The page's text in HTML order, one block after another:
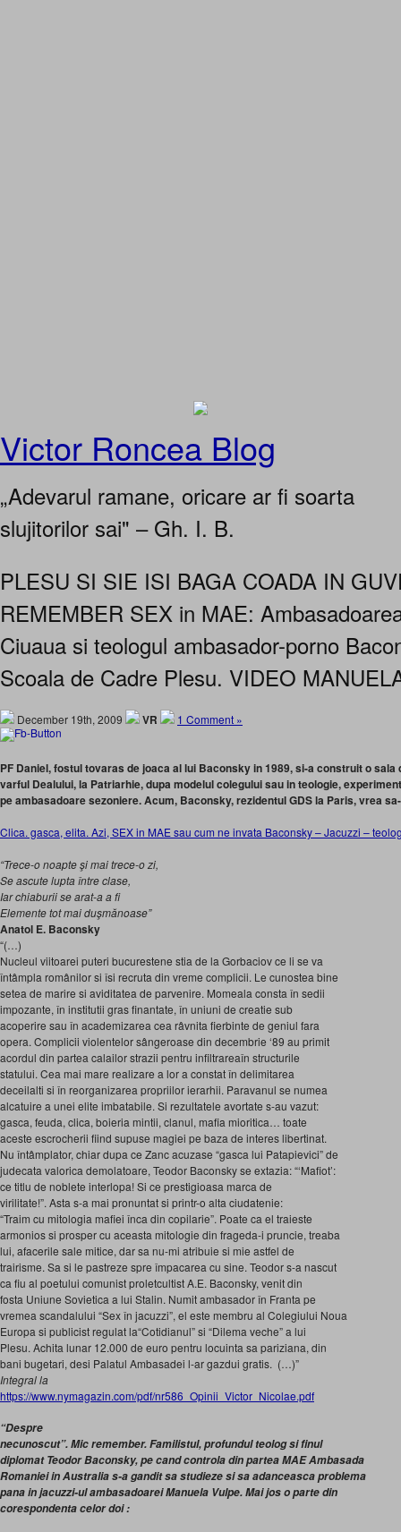
Victor Roncea Blog
„Adevarul ramane, oricare ar fi soarta
slujitorilor sai" – Gh. I. B.
PLESU SI SIE ISI BAGA COADA IN
REMEMBER SEX in MAE:
Ciuaua si teologul ambasador-porno
Scoala de Cadre Plesu. VIDEO
December 19th, 2009 VR 1 Comment »
PF Daniel, fostul tovaras de joaca al lui Baconsky in 1989, si-a construit o sala
varful Dealului, la Patriarhie, dupa modelul colegului sau in teologie,
pe ambasadoare sezoniere. Acum, Baconsky, rezidentul GDS la Paris, vrea
Clica. gasca, elita. Azi, SEX in MAE sau cum ne invata Baconsky – Jacuzzi –
“Trece-o noapte şi mai trece-o zi,
Se ascute lupta între clase,
Iar chiaburii se arat-a a fi
Elemente tot mai duşmănoase”
Anatol E. Baconsky
“(…)
Nucleul viitoarei puteri bucurestene stia de la Gorbaciov ce li se va
întâmpla românilor si îsi recruta din vreme complicii. Le cunostea bine
setea de marire si aviditatea de parvenire. Momeala consta în sedii
impozante, în institutii gras finantate, în uniuni de creatie sub
acoperire sau în academizarea cea râvnita fierbinte de geniul fara
opera. Complicii violentelor sângeroase din decembrie ‘89 au primit
acordul din partea calailor strazii pentru infiltrareaîn structurile
statului. Cea mai mare realizare a lor a constat în delimitarea
deceilalti si în reorganizarea propriilor ierarhii. Paravanul se numea
alcatuire a unei elite imbatabile. Si rezultatele avortate s-au vazut:
gasca, feuda, clica, boieria mintii, clanul, mafia mioritica… toate
aceste escrocherii fiind supuse magiei pe baza de interes libertinat.
Nu întâmplator, chiar dupa ce Zanc acuzase “gasca lui Patapievici” de
judecata valorica demolatoare, Teodor Baconsky se extazia: “‘Mafiot’:
ce titlu de noblete interlopa! Si ce prestigioasa marca de
virilitate!”. Asta s-a mai pronuntat si printr-o alta ciudatenie:
“Traim cu mitologia mafiei înca din copilarie”. Poate ca el traieste
armonios si prosper cu aceasta mitologie din frageda-i pruncie, treaba
lui, afacerile sale mitice, dar sa nu-mi atribuie si mie astfel de
trairisme. Sa si le pastreze spre împacarea cu sine. Teodor s-a nascut
ca fiu al poetului comunist proletcultist A.E. Baconsky, venit din
fosta Uniune Sovietica a lui Stalin. Numit ambasador în Franta pe
vremea scandalului “Sex în jacuzzi”, el este membru al Colegiului Noua
Europa si publicist regulat la“Cotidianul” si “Dilema veche” a lui
Plesu. Achita lunar 12.000 de euro pentru locuinta sa pariziana, din
bani bugetari, desi Palatul Ambasadei l-ar gazdui gratis. (…)”
Integral la
https://www.nymagazin.com/pdf/nr586_Opinii_Victor_Nicolae.pdf
“Despre
necunoscut”. Mic remember. Familistul, profundul teolog si finul
diplomat Teodor Baconsky, pe cand controla din partea MAE Ambasada
Romaniei in Australia s-a gandit sa studieze si sa adanceasca problema
pana in jacuzzi-ul ambasadoarei Manuela Vulpe. Mai jos o parte din
corespondenta celor doi :